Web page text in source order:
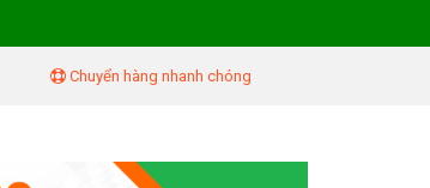
Chuyển hàng nhanh chóng